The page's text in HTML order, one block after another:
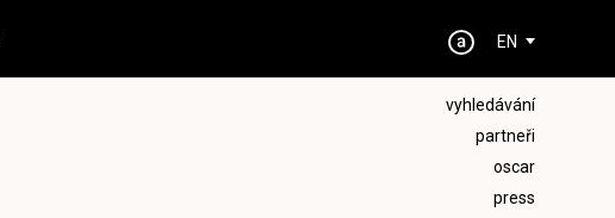
EN
vyhledávání
partneři
oscar
press